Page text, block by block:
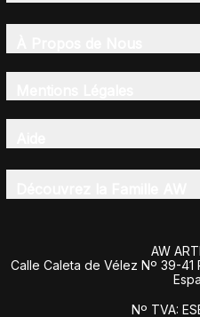
AW
Calle Caleta de Vélez Nº 39-41
Nº TVA: